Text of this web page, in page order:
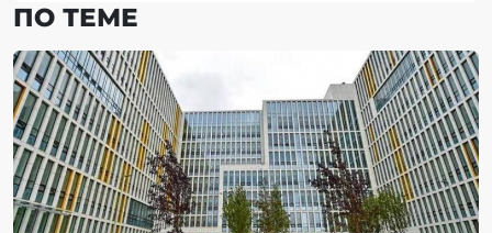
ПО ТЕМЕ